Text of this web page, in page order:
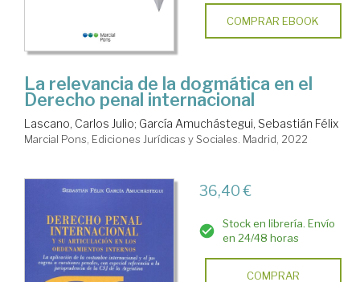
COMPRAR EBOOK
La relevancia de la dogmática en el
Derecho penal internacional
Lascano, Carlos Julio; García Amuchástegui, Sebastián Félix
Marcial Pons, Ediciones Jurídicas y Sociales. Madrid, 2022
36,40 €
Stock en librería. Envío
en 24/48 horas
COMPRAR